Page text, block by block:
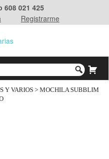
608 021 425
Registrarme
Y VARIOS > MOCHILA SUBBLIM